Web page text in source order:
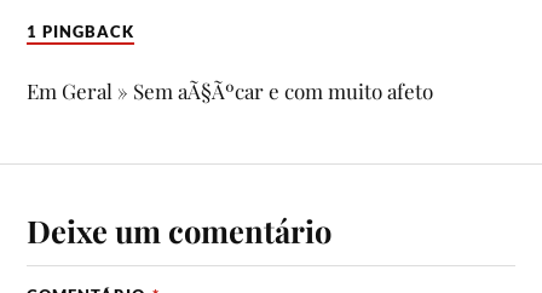
1 PINGBACK
Em Geral » Sem aÃ§Ãºcar e com muito afeto
Deixe um comentário